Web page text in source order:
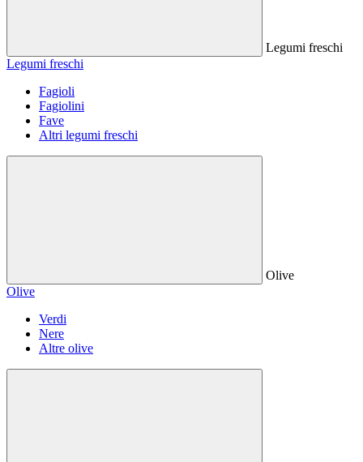
Legumi freschi
Legumi freschi
Fagioli
Fagiolini
Fave
Altri legumi freschi
Olive
Olive
Verdi
Nere
Altre olive